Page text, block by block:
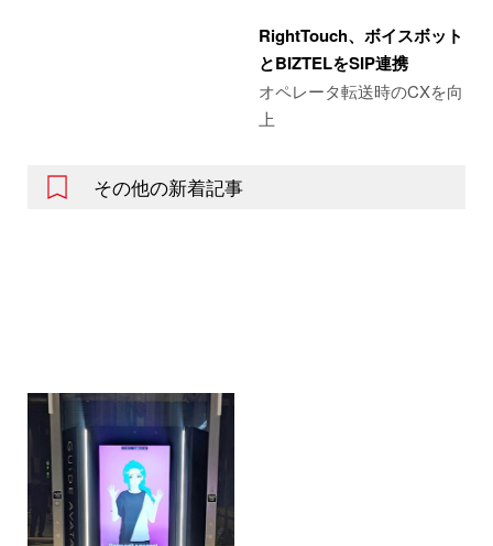
RightTouch、ボイスボット
とBIZTELをSIP連携
オペレータ転送時のCXを向
上
その他の新着記事